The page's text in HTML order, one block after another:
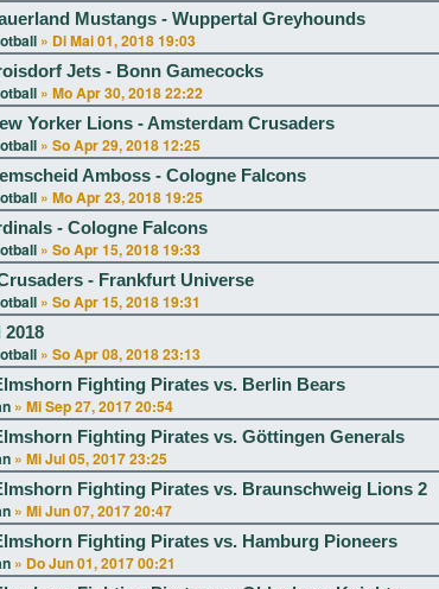
Mustangs - Wuppertal Greyhounds
» Di Mai 01, 2018 19:03
Jets - Bonn Gamecocks
» Mo Apr 30, 2018 22:22
Yorker Lions - Amsterdam Crusaders
» So Apr 29, 2018 12:25
Amboss - Cologne Falcons
» Mo Apr 23, 2018 19:25
- Cologne Falcons
» So Apr 15, 2018 19:33
- Frankfurt Universe
» So Apr 15, 2018 19:31
» So Apr 08, 2018 23:13
Fighting Pirates vs. Berlin Bears
» Mi Sep 27, 2017 20:54
Fighting Pirates vs. Göttingen Generals
» Mi Jul 05, 2017 23:25
Fighting Pirates vs. Braunschweig Lions 2
» Mi Jun 07, 2017 20:47
Fighting Pirates vs. Hamburg Pioneers
» Do Jun 01, 2017 00:21